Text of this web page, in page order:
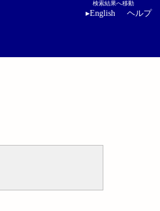
検索結果へ移動
▸English ヘルプ